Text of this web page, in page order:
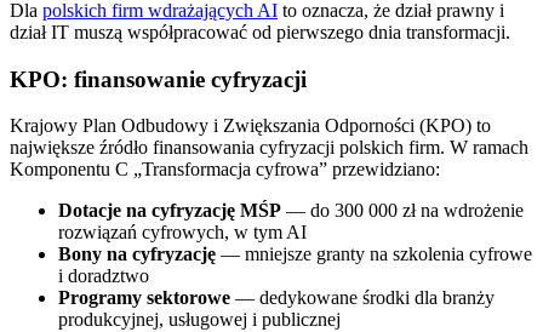
Dla polskich firm wdrażających AI to oznacza, że dział prawny i
dział IT muszą współpracować od pierwszego dnia transformacji.
KPO: finansowanie cyfryzacji
Krajowy Plan Odbudowy i Zwiększania Odporności (KPO) to
największe źródło finansowania cyfryzacji polskich firm. W ramach
Komponentu C „Transformacja cyfrowa” przewidziano:
Dotacje na cyfryzację MŚP — do 300 000 zł na wdrożenie
rozwiązań cyfrowych, w tym AI
Bony na cyfryzację — mniejsze granty na szkolenia cyfrowe
i doradztwo
Programy sektorowe — dedykowane środki dla branży
produkcyjnej, usługowej i publicznej